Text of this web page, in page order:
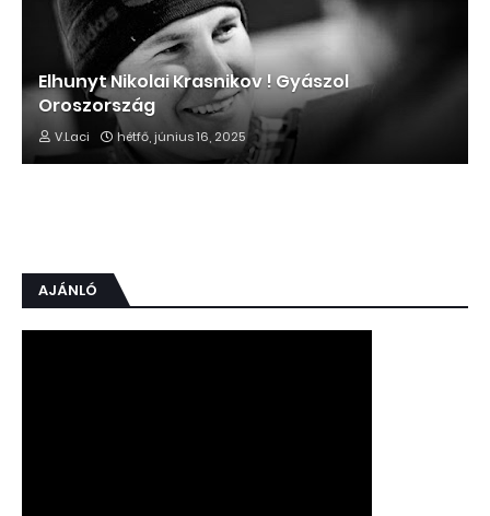
Elhunyt Nikolai Krasnikov ! Gyászol
Oroszország
V.Laci hétfő, június 16, 2025
AJÁNLÓ